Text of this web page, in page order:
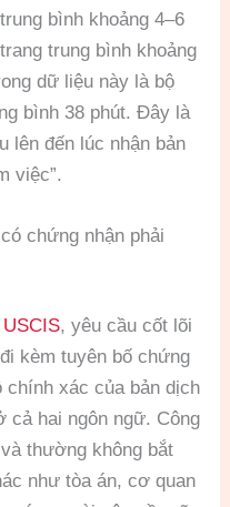
bình khoảng 4–6
trung bình khoảng
dữ liệu này là bộ
bình 38 phút. Đây là
lên đến lúc nhận bản
việc”.
chứng nhận phải
, yêu cầu cốt lõi
kèm tuyên bố chứng
xác của bản dịch
cả hai ngôn ngữ. Công
thường không bắt
như tòa án, cơ quan